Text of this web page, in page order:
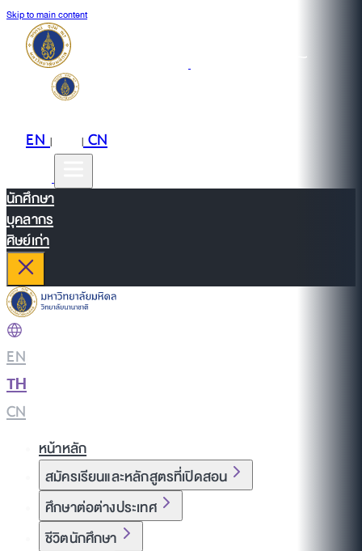
Skip to main content
EN| |CN
นักศึกษา
บุคลากร
ศิษย์เก่า
EN
TH
CN
หน้าหลัก
สมัครเรียนและหลักสูตรที่เปิดสอน
ศึกษาต่อต่างประเทศ
ชีวิตนักศึกษา